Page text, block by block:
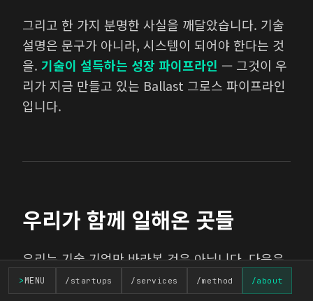
그리고 한 가지 분명한 사실을 깨달았습니다. 기술
설명은 문구가 아니라, 시스템이 되어야 한다는 것
을. 기술이 설득하는 성장 파이프라인 — 그것이 우
리가 지금 만들고 있는 Ballast 그로스 파이프라인
입니다.
우리가 함께 일해온 곳들
우리는 기술 기업만 바라본 것은 아닙니다. 다음은
지난 15년 동안 우리가 콘텐츠와 브랜드 전략을 함
>MENU /startups /services /method /about